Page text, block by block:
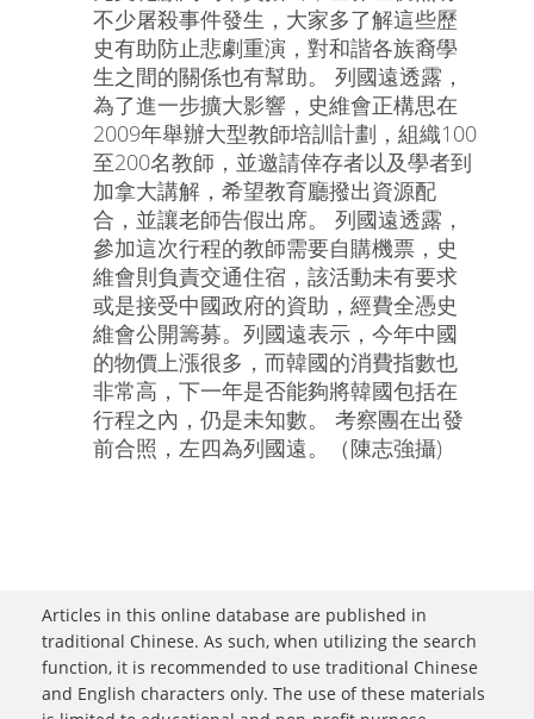
不少屠殺事件發生，大家多了解這些歷
史有助防止悲劇重演，對和諧各族裔學
生之間的關係也有幫助。 列國遠透露，
為了進一步擴大影響，史維會正構思在
2009年舉辦大型教師培訓計劃，組織100
至200名教師，並邀請倖存者以及學者到
加拿大講解，希望教育廳撥出資源配
合，並讓老師告假出席。 列國遠透露，
參加這次行程的教師需要自購機票，史
維會則負責交通住宿，該活動未有要求
或是接受中國政府的資助，經費全憑史
維會公開籌募。列國遠表示，今年中國
的物價上漲很多，而韓國的消費指數也
非常高，下一年是否能夠將韓國包括在
行程之內，仍是未知數。 考察團在出發
前合照，左四為列國遠。（陳志強攝)
Articles in this online database are published in
traditional Chinese. As such, when utilizing the search
function, it is recommended to use traditional Chinese
and English characters only. The use of these materials